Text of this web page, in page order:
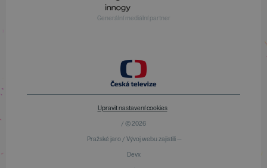
Generální mediální partner
Upravit nastavení cookies
/ © 2026
Pražské jaro / Vývoj webu zajistili —
Devx